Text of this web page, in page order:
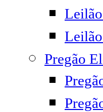
Pregão